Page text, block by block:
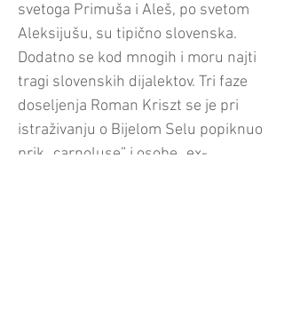
svetoga Primuša i Aleš, po svetom
Aleksijušu, su tipično slovenska.
Dodatno se kod mnogih i moru najti
tragi slovenskih dijalektov. Tri faze
doseljenja Roman Kriszt se je pri
istraživanju o Bijelom Selu popiknuo
prik „carnoluse” i osobe „ex-